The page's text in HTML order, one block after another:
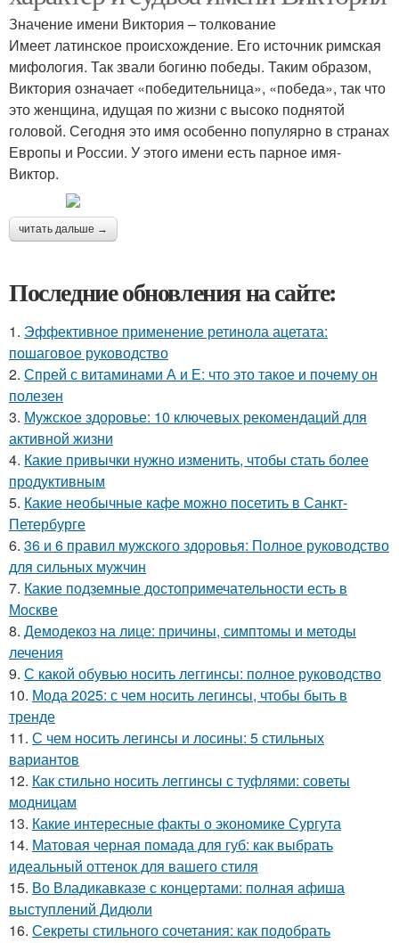
Значение имени Виктория – толкование
Имеет латинское происхождение. Его источник римская
мифология. Так звали богиню победы. Таким образом,
Виктория означает «победительница», «победа», так что
это женщина, идущая по жизни с высоко поднятой
головой. Сегодня это имя особенно популярно в странах
Европы и России. У этого имени есть парное имя-
Виктор.
читать дальше →
Последние обновления на сайте:
1. Эффективное применение ретинола ацетата:
пошаговое руководство
2. Спрей с витаминами А и Е: что это такое и почему он
полезен
3. Мужское здоровье: 10 ключевых рекомендаций для
активной жизни
4. Какие привычки нужно изменить, чтобы стать более
продуктивным
5. Какие необычные кафе можно посетить в Санкт-
Петербурге
6. 36 и 6 правил мужского здоровья: Полное руководство
для сильных мужчин
7. Какие подземные достопримечательности есть в
Москве
8. Демодекоз на лице: причины, симптомы и методы
лечения
9. С какой обувью носить леггинсы: полное руководство
10. Мода 2025: с чем носить легинсы, чтобы быть в
тренде
11. С чем носить легинсы и лосины: 5 стильных
вариантов
12. Как стильно носить леггинсы с туфлями: советы
модницам
13. Какие интересные факты о экономике Сургута
14. Матовая черная помада для губ: как выбрать
идеальный оттенок для вашего стиля
15. Во Владикавказе с концертами: полная афиша
выступлений Дидюли
16. Секреты стильного сочетания: как подобрать